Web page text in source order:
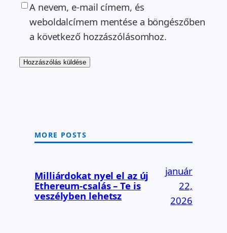
A nevem, e-mail címem, és
weboldalcímem mentése a böngészőben
a következő hozzászólásomhoz.
MORE POSTS
Milliárdokat nyel el az új
Ethereum-csalás – Te is
veszélyben lehetsz
január
22,
2026